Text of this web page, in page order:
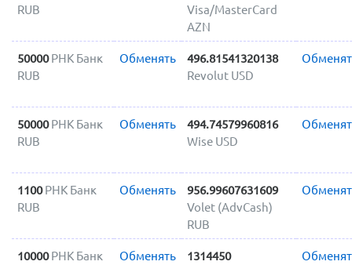
RUB
Visa/MasterCard
AZN
50000 РНК Банк
RUB
Обменять
496.81541320138
Revolut USD
50000 РНК Банк
RUB
Обменять
494.74579960816
Wise USD
1100 РНК Банк
RUB
Обменять
956.99607631609
Volet (AdvCash)
RUB
10000 РНК Банк
Обменять
1314450